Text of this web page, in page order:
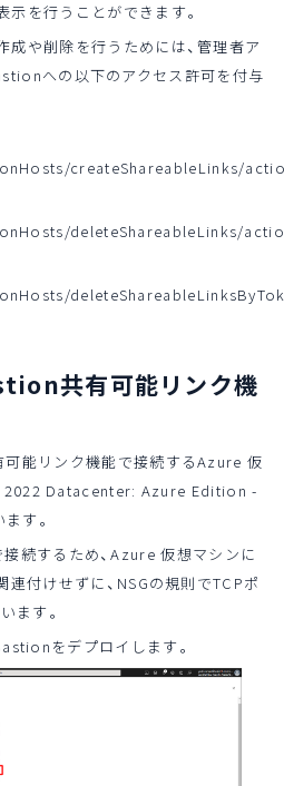
を行うことができます。
成や削除を行うためには、管理者ア
への以下のアクセス許可を付与
createShareableLinks/
deleteShareableLinks/
共有可能リンク機
可能リンク機能で接続するAzure 仮
2022 Datacenter: Azure Edition -
す。
続するため、Azure 仮想マシンに
付けせずに、NSGの規則でTCPポ
ます。
をデプロイします。